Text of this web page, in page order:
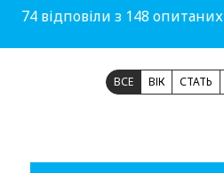
74 відповіли з 148 опитаних
ВСЕ ВІК СТАТЬ